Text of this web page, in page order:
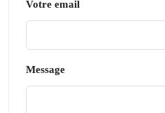
Votre email
Message